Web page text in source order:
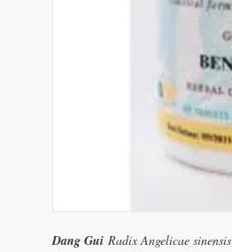
Dang Gui Radix Angelicae sinensis